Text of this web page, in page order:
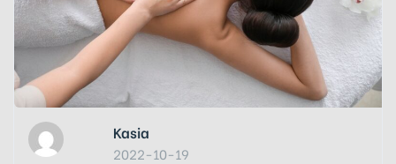
Kasia
2022-10-19